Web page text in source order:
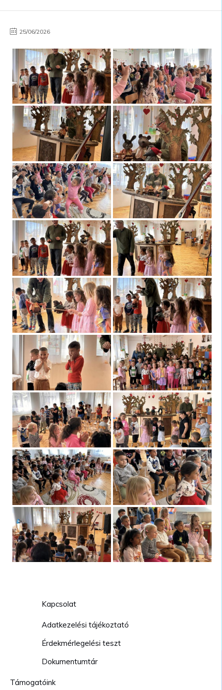
25/06/2026
Kapcsolat
Adatkezelési tájékoztató
Érdekmérlegelési teszt
Dokumentumtár
Támogatóink